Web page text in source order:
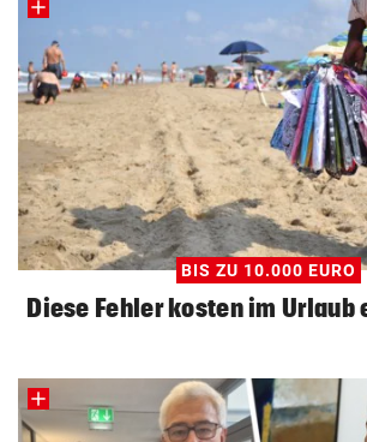
BIS ZU 10.000 EURO
Diese Fehler kosten im Urlaub